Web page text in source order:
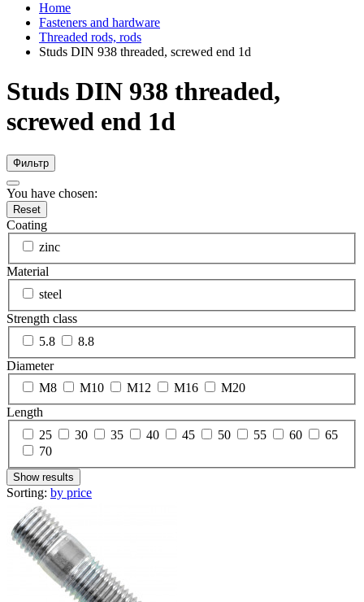
Home
Fasteners and hardware
Threaded rods, rods
Studs DIN 938 threaded, screwed end 1d
Studs DIN 938 threaded,
screwed end 1d
Фильтр
You have chosen:
Reset
Coating
zinc
Material
steel
Strength class
5.8
8.8
Diameter
М8
М10 М12 М16
М20
Length
25
30 35 40 45 50 55 60
65
70
Show results
Sorting: by price